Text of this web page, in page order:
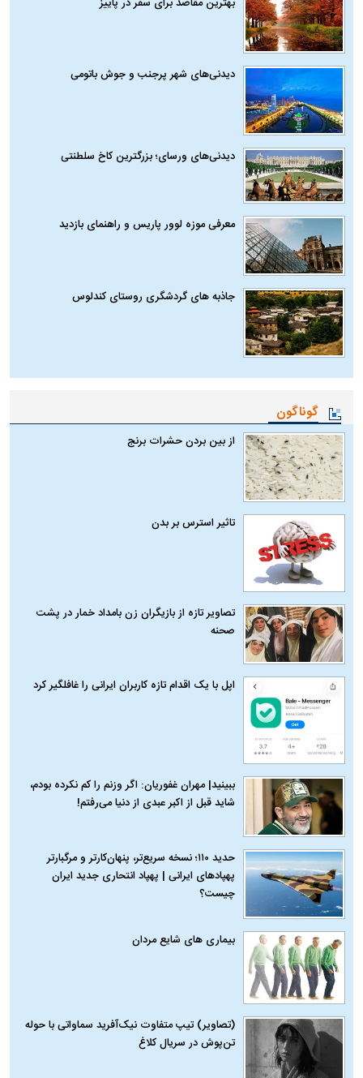
دیدنی‌های شهر پرجنب و جوش باتومی
دیدنی‌های ورسای؛ بزرگترین کاخ سلطنتی
معرفی موزه لوور پاریس و راهنمای بازدید
جاذبه های گردشگری روستای کندلوس
گوناگون
از بین بردن حشرات برنج
تاثیر استرس بر بدن
تصاویر تازه از بازیگران زن بامداد خمار در پشت
صحنه
اپل با یک اقدام تازه کاربران ایرانی را غافلگیر کرد
ببینید| مهران غفوریان: اگر وزنم را کم نکرده بودم،
شاید قبل از اکبر عبدی از دنیا می‌رفتم!
حدید ۱۱۰؛ نسخه سریع‌تر، پنهان‌کارتر و مرگبارتر
پهپادهای ایرانی | پهپاد انتحاری جدید ایران
چیست؟
بیماری‌ های شایع مردان
(تصاویر) تیپ متفاوت نیک‌آفرید سماواتی با حوله
تن‌پوش در سریال کلاغ